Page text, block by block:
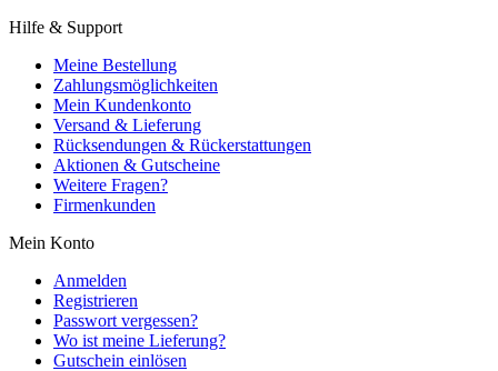
Hilfe & Support
Meine Bestellung
Zahlungsmöglichkeiten
Mein Kundenkonto
Versand & Lieferung
Rücksendungen & Rückerstattungen
Aktionen & Gutscheine
Weitere Fragen?
Firmenkunden
Mein Konto
Anmelden
Registrieren
Passwort vergessen?
Wo ist meine Lieferung?
Gutschein einlösen